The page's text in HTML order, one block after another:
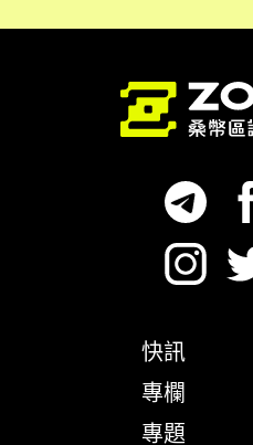
快訊
專欄
專題